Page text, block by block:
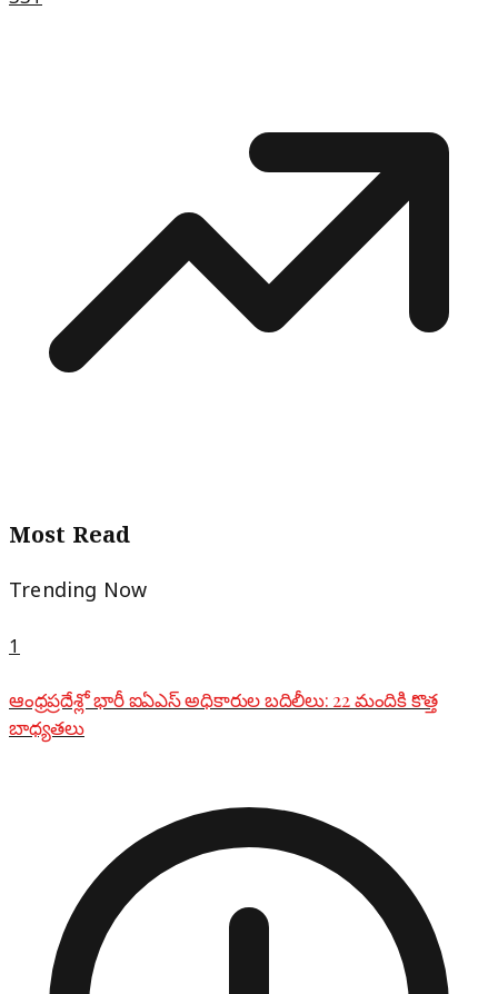
Most Read
Trending Now
1
ఆంధ్రప్రదేశ్లో భారీ ఐఏఎస్ అధికారుల బదిలీలు: 22 మందికి కొత్త
బాధ్యతలు